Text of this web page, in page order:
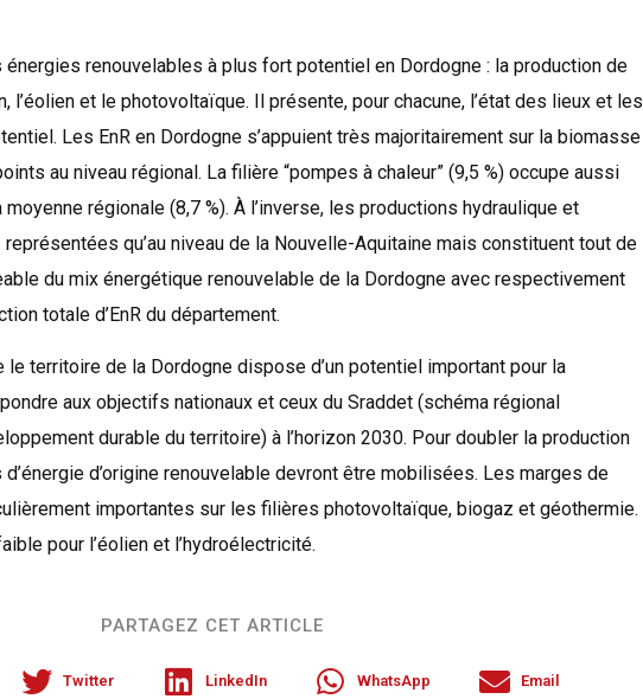
renouvelables à plus fort potentiel en Dordogne : la production de
l’éolien et le photovoltaïque. Il présente, pour chacune, l’état des lieux et les
Les EnR en Dordogne s’appuient très majoritairement sur la biomasse
au niveau régional. La filière “pompes à chaleur” (9,5 %) occupe aussi
régionale (8,7 %). À l’inverse, les productions hydraulique et
qu’au niveau de la Nouvelle-Aquitaine mais constituent tout de
du mix énergétique renouvelable de la Dordogne avec respectivement
totale d’EnR du département.
le territoire de la Dordogne dispose d’un potentiel important pour la
aux objectifs nationaux et ceux du Sraddet (schéma régional
durable du territoire) à l’horizon 2030. Pour doubler la production
d’origine renouvelable devront être mobilisées. Les marges de
importantes sur les filières photovoltaïque, biogaz et géothermie.
pour l’éolien et l’hydroélectricité.
PARTAGEZ CET ARTICLE
Twitter LinkedIn WhatsApp Email